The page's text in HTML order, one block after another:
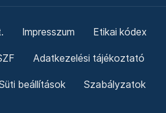
Impresszum Etikai kódex
Adatkezelési tájékoztató
beállítások Szabályzatok